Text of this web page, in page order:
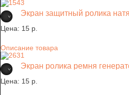
Экран защитный ролика
Цена: 15 p.
Описание товара
Экран ролика ремня
Цена: 15 p.